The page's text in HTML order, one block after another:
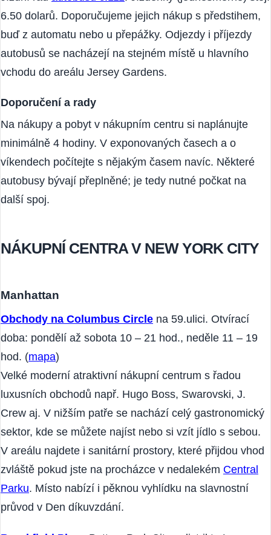
Jízdní řádautobusu č.111. Jízdenky (jednosměrné) stojí
6.50 dolarů. Doporučujeme jejich nákup s předstihem,
buď z automatu nebo u přepážky. Odjezdy i příjezdy
autobusů se nacházejí na stejném místě u hlavního
vchodu do areálu Jersey Gardens.
Doporučení a rady
Na nákupy a pobyt v nákupním centru si naplánujte
minimálně 4 hodiny. V exponovaných časech a o
víkendech počítejte s nějakým časem navíc. Některé
autobusy bývají přeplněné; je tedy nutné počkat na
Manhattan
Obchody na Columbus Circle na 59.ulici. Otvírací
doba: pondělí až sobota 10 – 21 hod., neděle 11 – 19
hod. ( mapa)
Velké moderní atraktivní nákupní centrum s řadou
luxusních obchodů např. Hugo Boss, Swarovski, J.
Crew aj. V nižším patře se nachází celý gastronomický
sektor, kde se můžete najíst nebo si vzít jídlo s sebou.
V areálu najdete i sanitární prostory, které přijdou vhod
zvláště pokud jste na procházce v nedalekém Central
Parku. Místo nabízí i pěknou vyhlídku na slavnostní